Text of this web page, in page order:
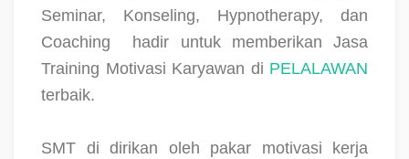
Seminar, Konseling, Hypnotherapy, dan
Coaching
hadir untuk memberikan Jasa
Training Motivasi Karyawan di PELALAWAN
terbaik.
SMT di dirikan oleh pakar motivasi kerja